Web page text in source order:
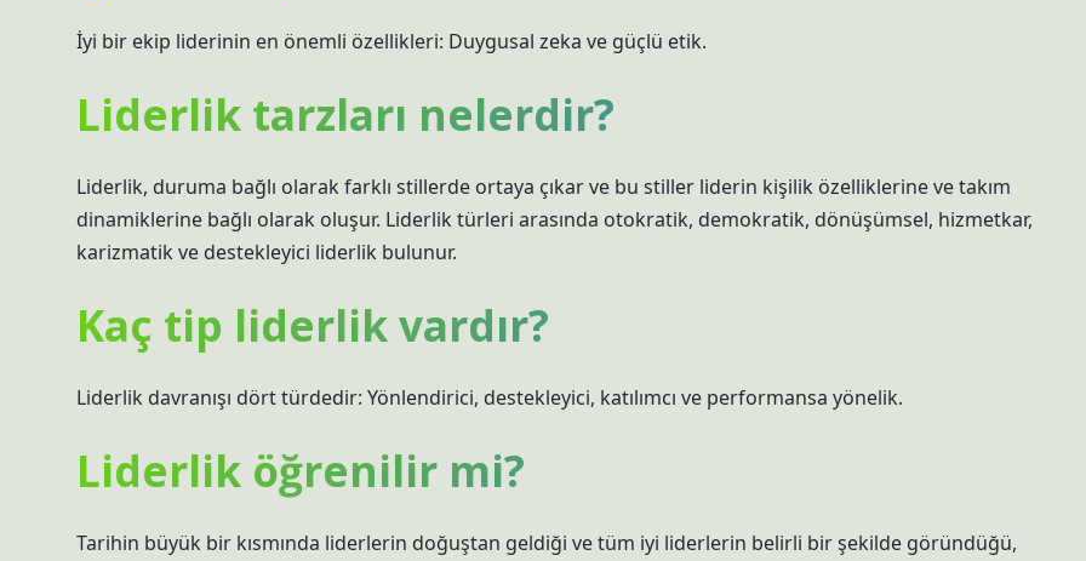
İyi bir ekip liderinin en önemli özellikleri: Duygusal zeka ve güçlü etik.
Liderlik tarzları nelerdir?
Liderlik, duruma bağlı olarak farklı stillerde ortaya çıkar ve bu stiller liderin kişilik özelliklerine ve takım
dinamiklerine bağlı olarak oluşur. Liderlik türleri arasında otokratik, demokratik, dönüşümsel, hizmetkar,
karizmatik ve destekleyici liderlik bulunur.
Kaç tip liderlik vardır?
Liderlik davranışı dört türdedir: Yönlendirici, destekleyici, katılımcı ve performansa yönelik.
Liderlik öğrenilir mi?
Tarihin büyük bir kısmında liderlerin doğuştan geldiği ve tüm iyi liderlerin belirli bir şekilde göründüğü,